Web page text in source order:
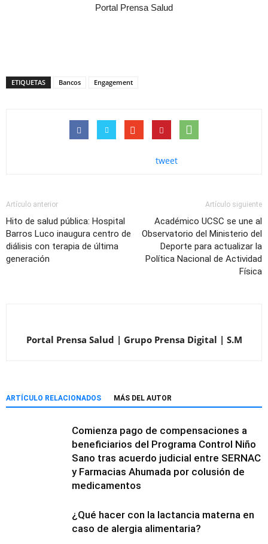
Portal Prensa Salud
ETIQUETAS Bancos Engagement
tweet
Artículo anterior
Hito de salud pública: Hospital
Barros Luco inaugura centro de
diálisis con terapia de última
generación
Artículo siguiente
Académico UCSC se une al
Observatorio del Ministerio del
Deporte para actualizar la
Política Nacional de Actividad
Física
Portal Prensa Salud | Grupo Prensa Digital | S.M
ARTÍCULO RELACIONADOS MÁS DEL AUTOR
Comienza pago de compensaciones a
beneficiarios del Programa Control Niño
Sano tras acuerdo judicial entre SERNAC
y Farmacias Ahumada por colusión de
medicamentos
¿Qué hacer con la lactancia materna en
caso de alergia alimentaria?